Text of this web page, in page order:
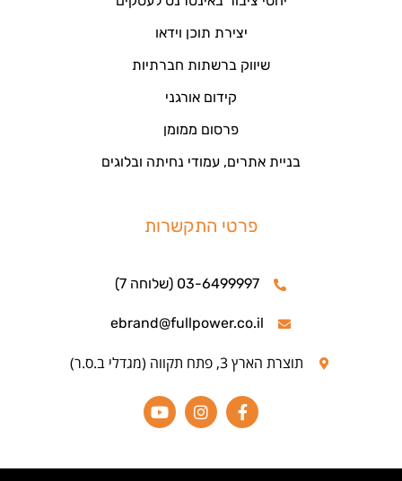
יצירת תוכן וידאו
שיווק ברשתות חברתיות
קידום אורגני
פרסום ממומן
בניית אתרים, עמודי נחיתה ובלוגים
פרטי התקשרות
03-6499997 (שלוחה 7)
ebrand@fullpower.co.il
תוצרת הארץ 3, פתח תקווה (מגדלי ב.ס.ר)